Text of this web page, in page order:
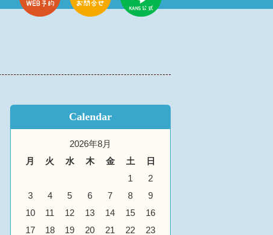
Calendar
2026年8月
月
火 水 木 金 土
日
1
2
3
4 5 6 7 8
9
10
11 12 13 14 15
16
17
18 19 20 21 22
23